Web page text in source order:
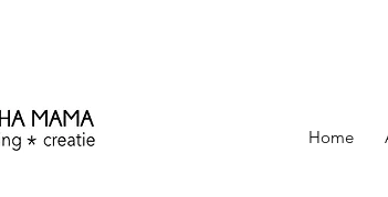
&
Home